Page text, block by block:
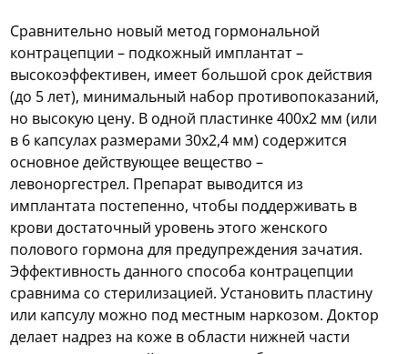
Сравнительно новый метод гормональной
контрацепции – подкожный имплантат –
высокоэффективен, имеет большой срок действия
(до 5 лет), минимальный набор противопоказаний,
но высокую цену. В одной пластинке 400х2 мм (или
в 6 капсулах размерами 30х2,4 мм) содержится
основное действующее вещество –
левоноргестрел. Препарат выводится из
имплантата постепенно, чтобы поддерживать в
крови достаточный уровень этого женского
полового гормона для предупреждения зачатия.
Эффективность данного способа контрацепции
сравнима со стерилизацией. Установить пластину
или капсулу можно под местным наркозом. Доктор
делает надрез на коже в области нижней части